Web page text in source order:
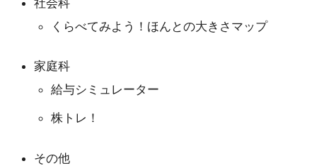
くらべてみよう！ほんとの大きさマップ
家庭科
給与シミュレーター
株トレ！
その他